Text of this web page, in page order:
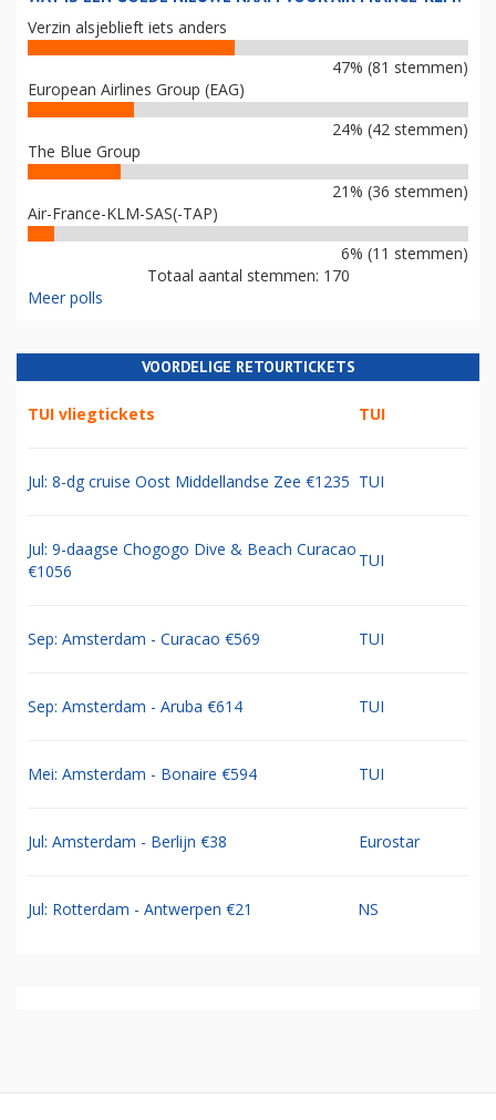
Verzin alsjeblieft iets anders
47% (81 stemmen)
European Airlines Group (EAG)
24% (42 stemmen)
The Blue Group
21% (36 stemmen)
Air-France-KLM-SAS(-TAP)
6% (11 stemmen)
Totaal aantal stemmen: 170
Meer polls
VOORDELIGE RETOURTICKETS
TUI vliegtickets TUI
Jul: 8-dg cruise Oost Middellandse Zee €1235 TUI
Jul: 9-daagse Chogogo Dive & Beach Curacao
€1056
TUI
Sep: Amsterdam - Curacao €569 TUI
Sep: Amsterdam - Aruba €614 TUI
Mei: Amsterdam - Bonaire €594 TUI
Jul: Amsterdam - Berlijn €38 Eurostar
Jul: Rotterdam - Antwerpen €21 NS